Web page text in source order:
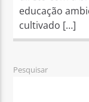
educação
cultivado […]
Pesquisar